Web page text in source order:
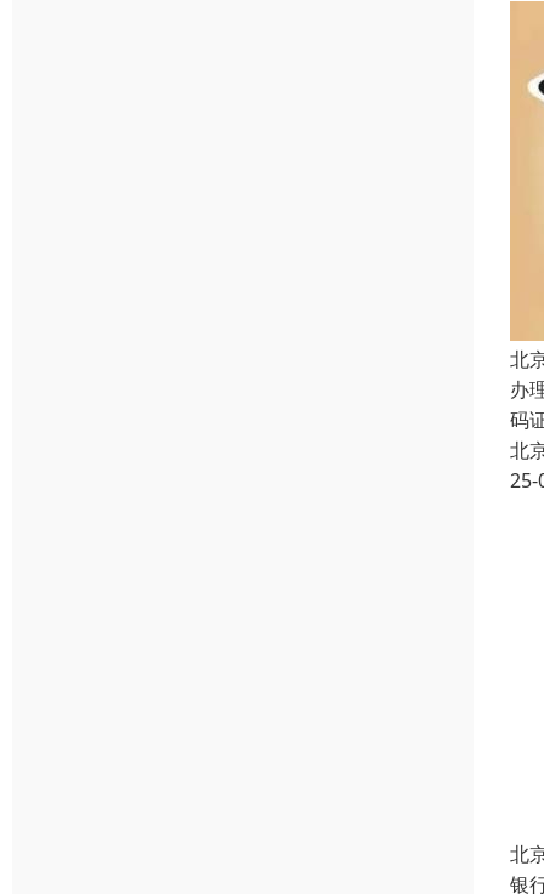
北
办
码
北
25-
北
银